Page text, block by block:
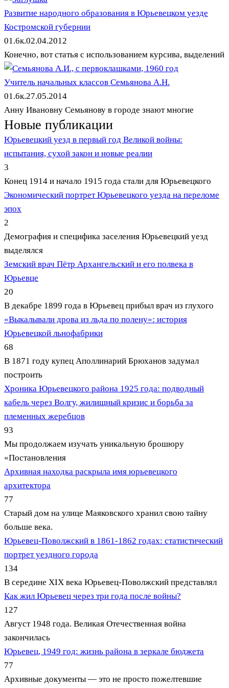
Развитие народного образования в Юрьевецком уезде
Костромской губернии
01.6к.02.04.2012
Конечно, вот статья с использованием курсива, выделений
Учитель начальных классов Семьянова А.Н.
01.6к.27.05.2014
Анну Ивановну Семьянову в городе знают многие
Новые публикации
Юрьевецкий уезд в первый год Великой войны:
испытания, сухой закон и новые реалии
3
Конец 1914 и начало 1915 года стали для Юрьевецкого
Экономический портрет Юрьевецкого уезда на переломе
эпох
2
Демография и специфика заселения Юрьевецкий уезд
выделялся
Земский врач Пётр Архангельский и его полвека в
Юрьевце
20
В декабре 1899 года в Юрьевец прибыл врач из глухого
«Выкалывали дрова из льда по полену»: история
Юрьевецкой льнофабрики
68
В 1871 году купец Аполлинарий Брюханов задумал
построить
Хроника Юрьевецкого района 1925 года: подводный
кабель через Волгу, жилищный кризис и борьба за
племенных жеребцов
93
Мы продолжаем изучать уникальную брошюру
«Постановления
Архивная находка раскрыла имя юрьевецкого
архитектора
77
Старый дом на улице Маяковского хранил свою тайну
больше века.
Юрьевец-Поволжский в 1861-1862 годах: статистический
портрет уездного города
134
В середине XIX века Юрьевец-Поволжский представлял
Как жил Юрьевец через три года после войны?
127
Август 1948 года. Великая Отечественная война
закончилась
Юрьевец, 1949 год: жизнь района в зеркале бюджета
77
Архивные документы — это не просто пожелтевшие